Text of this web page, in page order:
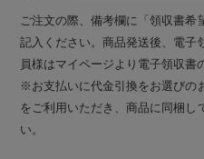
ご注文の際、備考欄に「領収書
記入ください。商品発送後、電子
員様はマイページより電子領収書
※お支払いに代金引換をお選びの
をご利用いただき、商品に同梱し
い。